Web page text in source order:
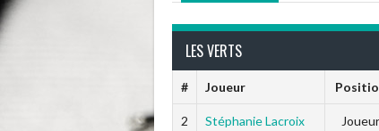
LES VERTS
# Joueur
2 Stéphanie Lacroix Joueur